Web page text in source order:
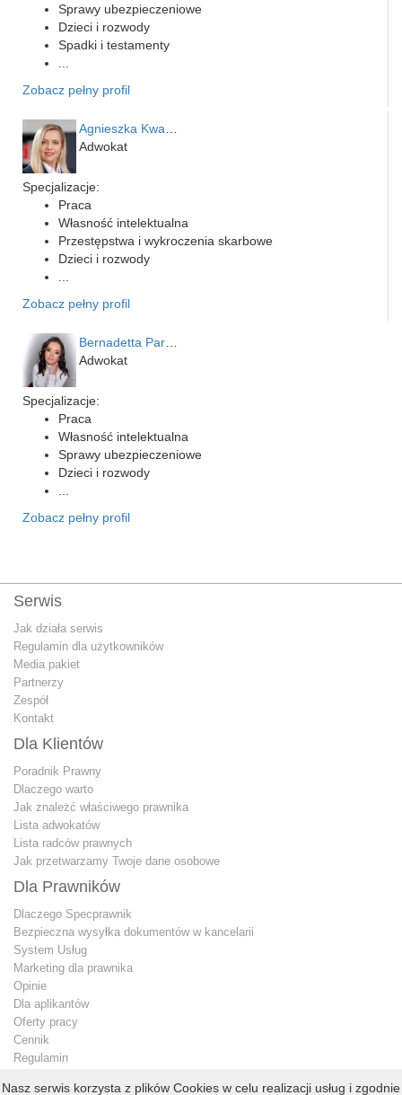
Sprawy ubezpieczeniowe
Dzieci i rozwody
Spadki i testamenty
Zobacz pełny profil
Adwokat
Specjalizacje:
Praca
Własność intelektualna
Przestępstwa i wykroczenia skarbowe
Dzieci i rozwody
Zobacz pełny profil
Adwokat
Specjalizacje:
Praca
Własność intelektualna
Sprawy ubezpieczeniowe
Dzieci i rozwody
Zobacz pełny profil
Serwis
Jak działa serwis
Regulamin dla użytkowników
Media pakiet
Partnerzy
Zespół
Kontakt
Dla Klientów
Poradnik Prawny
Dlaczego warto
Jak znależć właściwego prawnika
Lista adwokatów
Lista radców prawnych
Jak przetwarzamy Twoje dane osobowe
Dla Prawników
Dlaczego Specprawnik
Bezpieczna wysyłka dokumentów w kancelarii
System Usług
Marketing dla prawnika
Opinie
Dla aplikantów
Oferty pracy
Cennik
Regulamin
Nasz serwis korzysta z plików Cookies w celu realizacji usług i zgodnie